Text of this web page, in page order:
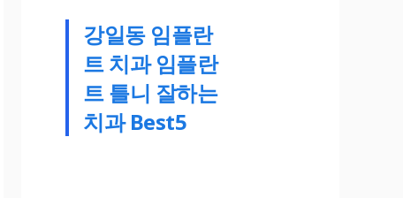
강일동 임플란
트 치과 임플란
트 틀니 잘하는
치과 Best5